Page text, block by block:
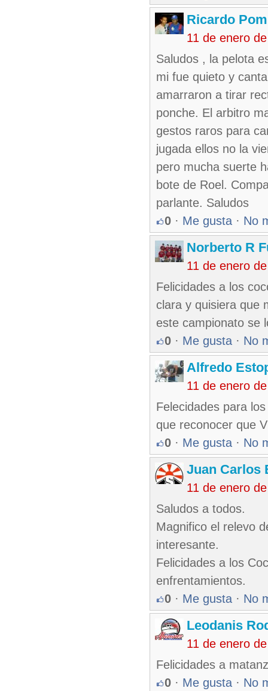
Ricardo
11 de enero
Saludos , la pelota
mi fue quieto y
amarraron a tirar
ponche. El arbitro
gestos raros para
jugada ellos no la
pero mucha suerte
bote de Roel.
parlante. Saludos
0 · Me gusta · No
Norberto R
11 de enero
Felicidades a los
clara y quisiera que
este campionato se
0 · Me gusta · No
Alfredo
11 de enero
Felecidades para
que reconocer que
0 · Me gusta · No
Juan Carlos
11 de enero
Saludos a todos.
Magnifico el relevo
interesante.
Felicidades a los
enfrentamientos.
0 · Me gusta · No
Leodanis
11 de enero
Felicidades a
0 · Me gusta · No